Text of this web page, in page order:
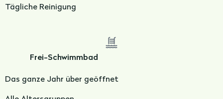
Tägliche Reinigung
Frei-Schwimmbad
Das ganze Jahr über geöffnet